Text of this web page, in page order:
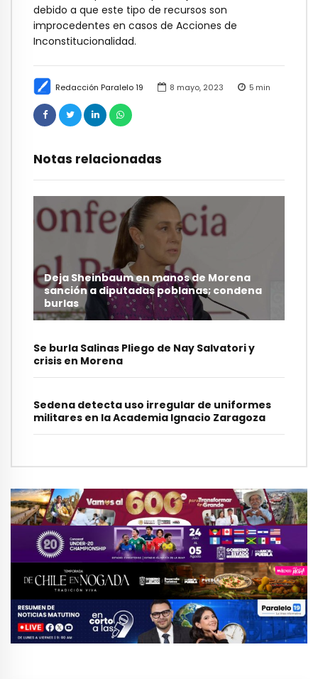
Redacción Paralelo 19 8 mayo, 2023 5 min
Notas relacionadas
Deja Sheinbaum en manos de Morena
sanción a diputadas poblanas; condena
burlas
Se burla Salinas Pliego de Nay Salvatori y
crisis en Morena
Sedena detecta uso irregular de uniformes
militares en la Academia Ignacio Zaragoza
debido a que este tipo de recursos son
improcedentes en casos de Acciones de
Inconstitucionalidad.